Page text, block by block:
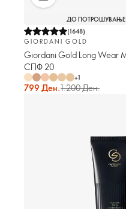
ДО ПОТРОШУВАЊЕ
(1648)
GIORDANI GOLD
Giordani Gold Long Wear
СПФ 20
+1
799 Ден.1.200 Ден.